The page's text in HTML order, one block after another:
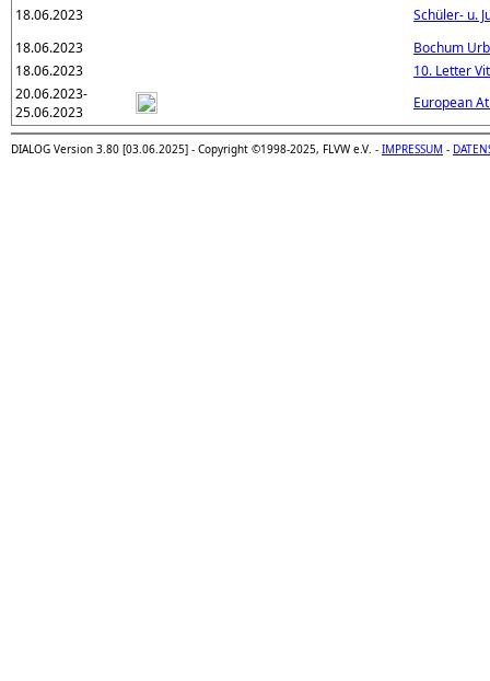
18.06.2023
Schüler- u.
18.06.2023
Bochum
18.06.2023
10. Letter
20.06.2023-
25.06.2023
European
DIALOG Version 3.80 [03.06.2025] - Copyright ©1998-2025, FLVW e.V. - IMPRESSUM -